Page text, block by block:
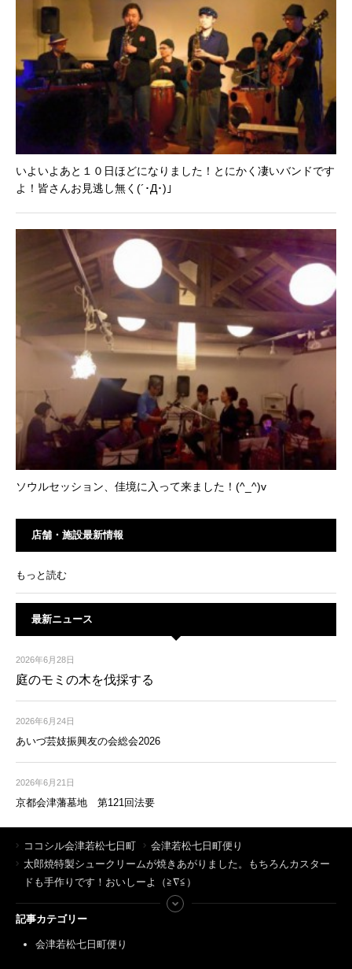
いよいよあと１０日ほどになりました！とにかく凄いバンドです
よ！皆さんお見逃し無く(´･Д･)」
ソウルセッション、佳境に入って来ました！(^_^)v
店舗・施設最新情報
もっと読む
最新ニュース
2026年6月28日
庭のモミの木を伐採する
2026年6月24日
あいづ芸妓振興友の会総会2026
2026年6月21日
京都会津藩墓地 第121回法要
ココシル会津若松七日町
会津若松七日町便り
太郎焼特製シュークリームが焼きあがりました。もちろんカスター
ドも手作りです！おいしーよ（≧∇≦）
記事カテゴリー
会津若松七日町便り